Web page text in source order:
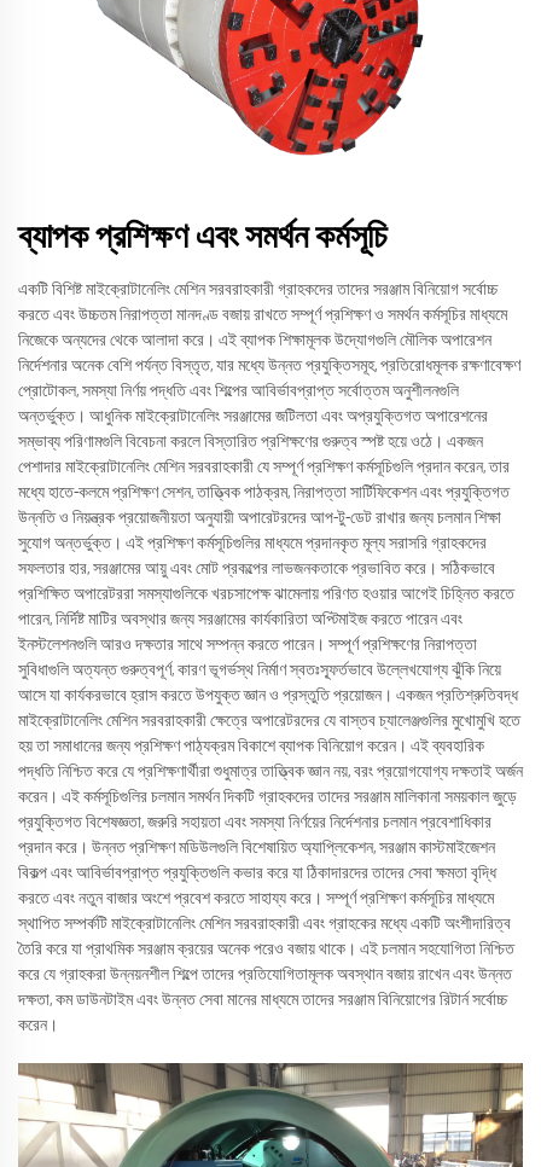
ব্যাপক প্রশিক্ষণ এবং সমর্থন কর্মসূচি
একটি বিশিষ্ট মাইক্রোটানেলিং মেশিন সরবরাহকারী গ্রাহকদের তাদের সরঞ্জাম বিনিয়োগ সর্বোচ্চ
করতে এবং উচ্চতম নিরাপত্তা মানদণ্ড বজায় রাখতে সম্পূর্ণ প্রশিক্ষণ ও সমর্থন কর্মসূচির মাধ্যমে
নিজেকে অন্যদের থেকে আলাদা করে। এই ব্যাপক শিক্ষামূলক উদ্যোগগুলি মৌলিক অপারেশন
নির্দেশনার অনেক বেশি পর্যন্ত বিস্তৃত, যার মধ্যে উন্নত প্রযুক্তিসমূহ, প্রতিরোধমূলক রক্ষণাবেক্ষণ
প্রোটোকল, সমস্যা নির্ণয় পদ্ধতি এবং শিল্পের আবির্ভাবপ্রাপ্ত সর্বোত্তম অনুশীলনগুলি
অন্তর্ভুক্ত। আধুনিক মাইক্রোটানেলিং সরঞ্জামের জটিলতা এবং অপ্রযুক্তিগত অপারেশনের
সম্ভাব্য পরিণামগুলি বিবেচনা করলে বিস্তারিত প্রশিক্ষণের গুরুত্ব স্পষ্ট হয়ে ওঠে। একজন
পেশাদার মাইক্রোটানেলিং মেশিন সরবরাহকারী যে সম্পূর্ণ প্রশিক্ষণ কর্মসূচিগুলি প্রদান করেন, তার
মধ্যে হাতে-কলমে প্রশিক্ষণ সেশন, তাত্ত্বিক পাঠক্রম, নিরাপত্তা সার্টিফিকেশন এবং প্রযুক্তিগত
উন্নতি ও নিয়ন্ত্রক প্রয়োজনীয়তা অনুযায়ী অপারেটরদের আপ-টু-ডেট রাখার জন্য চলমান শিক্ষা
সুযোগ অন্তর্ভুক্ত। এই প্রশিক্ষণ কর্মসূচিগুলির মাধ্যমে প্রদানকৃত মূল্য সরাসরি গ্রাহকদের
সফলতার হার, সরঞ্জামের আয়ু এবং মোট প্রকল্পের লাভজনকতাকে প্রভাবিত করে। সঠিকভাবে
প্রশিক্ষিত অপারেটররা সমস্যাগুলিকে খরচসাপেক্ষ ঝামেলায় পরিণত হওয়ার আগেই চিহ্নিত করতে
পারেন, নির্দিষ্ট মাটির অবস্থার জন্য সরঞ্জামের কার্যকারিতা অপ্টিমাইজ করতে পারেন এবং
ইনস্টলেশনগুলি আরও দক্ষতার সাথে সম্পন্ন করতে পারেন। সম্পূর্ণ প্রশিক্ষণের নিরাপত্তা
সুবিধাগুলি অত্যন্ত গুরুত্বপূর্ণ, কারণ ভূগর্ভস্থ নির্মাণ স্বতঃস্ফূর্তভাবে উল্লেখযোগ্য ঝুঁকি নিয়ে
আসে যা কার্যকরভাবে হ্রাস করতে উপযুক্ত জ্ঞান ও প্রস্তুতি প্রয়োজন। একজন প্রতিশ্রুতিবদ্ধ
মাইক্রোটানেলিং মেশিন সরবরাহকারী ক্ষেত্রে অপারেটরদের যে বাস্তব চ্যালেঞ্জগুলির মুখোমুখি হতে
হয় তা সমাধানের জন্য প্রশিক্ষণ পাঠ্যক্রম বিকাশে ব্যাপক বিনিয়োগ করেন। এই ব্যবহারিক
পদ্ধতি নিশ্চিত করে যে প্রশিক্ষণার্থীরা শুধুমাত্র তাত্ত্বিক জ্ঞান নয়, বরং প্রয়োগযোগ্য দক্ষতাই অর্জন
করেন। এই কর্মসূচিগুলির চলমান সমর্থন দিকটি গ্রাহকদের তাদের সরঞ্জাম মালিকানা সময়কাল জুড়ে
প্রযুক্তিগত বিশেষজ্ঞতা, জরুরি সহায়তা এবং সমস্যা নির্ণয়ের নির্দেশনার চলমান প্রবেশাধিকার
প্রদান করে। উন্নত প্রশিক্ষণ মডিউলগুলি বিশেষায়িত অ্যাপ্লিকেশন, সরঞ্জাম কাস্টমাইজেশন
বিকল্প এবং আবির্ভাবপ্রাপ্ত প্রযুক্তিগুলি কভার করে যা ঠিকাদারদের তাদের সেবা ক্ষমতা বৃদ্ধি
করতে এবং নতুন বাজার অংশে প্রবেশ করতে সাহায্য করে। সম্পূর্ণ প্রশিক্ষণ কর্মসূচির মাধ্যমে
স্থাপিত সম্পর্কটি মাইক্রোটানেলিং মেশিন সরবরাহকারী এবং গ্রাহকের মধ্যে একটি অংশীদারিত্ব
তৈরি করে যা প্রাথমিক সরঞ্জাম ক্রয়ের অনেক পরেও বজায় থাকে। এই চলমান সহযোগিতা নিশ্চিত
করে যে গ্রাহকরা উন্নয়নশীল শিল্পে তাদের প্রতিযোগিতামূলক অবস্থান বজায় রাখেন এবং উন্নত
দক্ষতা, কম ডাউনটাইম এবং উন্নত সেবা মানের মাধ্যমে তাদের সরঞ্জাম বিনিয়োগের রিটার্ন সর্বোচ্চ
করেন।